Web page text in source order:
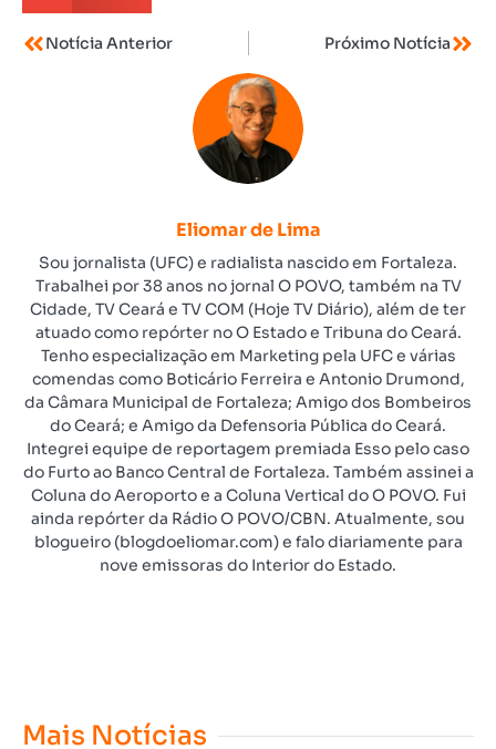
Notícia Anterior Próximo Notícia
Eliomar de Lima
Sou jornalista (UFC) e radialista nascido em Fortaleza.
Trabalhei por 38 anos no jornal O POVO, também na TV
Cidade, TV Ceará e TV COM (Hoje TV Diário), além de ter
atuado como repórter no O Estado e Tribuna do Ceará.
Tenho especialização em Marketing pela UFC e várias
comendas como Boticário Ferreira e Antonio Drumond,
da Câmara Municipal de Fortaleza; Amigo dos Bombeiros
do Ceará; e Amigo da Defensoria Pública do Ceará.
Integrei equipe de reportagem premiada Esso pelo caso
do Furto ao Banco Central de Fortaleza. Também assinei a
Coluna do Aeroporto e a Coluna Vertical do O POVO. Fui
ainda repórter da Rádio O POVO/CBN. Atualmente, sou
blogueiro (blogdoeliomar.com) e falo diariamente para
nove emissoras do Interior do Estado.
Mais Notícias